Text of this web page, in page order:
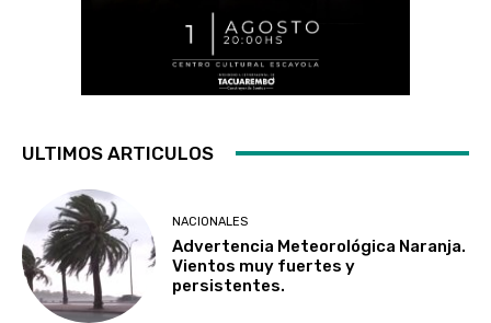
ULTIMOS ARTICULOS
NACIONALES
Advertencia Meteorológica Naranja.
Vientos muy fuertes y
persistentes.